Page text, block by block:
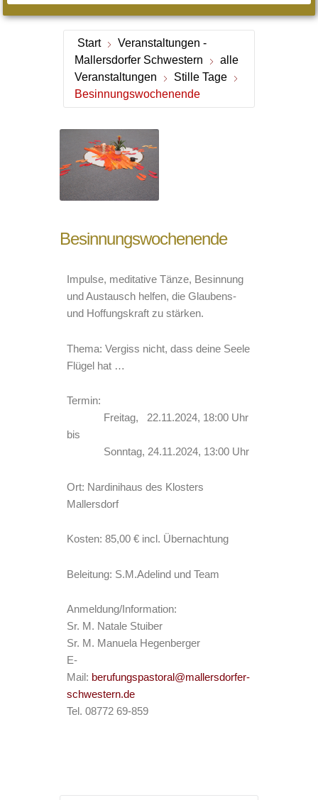
Start
Veranstaltungen -
Mallersdorfer Schwestern
alle
Veranstaltungen
Stille Tage
Besinnungswochenende
Besinnungswochenende
Impulse, meditative Tänze, Besinnung
und Austausch helfen, die Glaubens-
und Hoffungskraft zu stärken.
Thema: Vergiss nicht, dass deine Seele
Flügel hat …
Termin:
Freitag, 22.11.2024, 18:00 Uhr
bis
Sonntag, 24.11.2024, 13:00 Uhr
Ort: Nardinihaus des Klosters
Mallersdorf
Kosten: 85,00 € incl. Übernachtung
Beleitung: S.M.Adelind und Team
Anmeldung/Information:
Sr. M. Natale Stuiber
Sr. M. Manuela Hegenberger
E-
Mail: berufungspastoral@mallersdorfer-
schwestern.de
Tel. 08772 69-859